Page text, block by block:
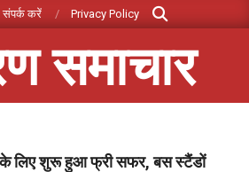
संपर्क करें Privacy Policy
Search
समाचार
के लिए शुरू हुआ फ्री सफर, बस स्टैंडों